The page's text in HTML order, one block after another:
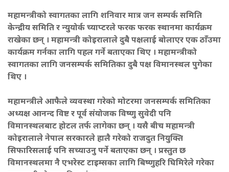
महामन्त्रीको स्वागतका लागि शनिवार मात्र जन सम्पर्क समिति
केन्द्रीय समिति र न्युयोर्क च्याप्टरले फरक फरक स्थानमा कार्यक्रम
राखेका छन् । महामन्त्री कोइरालाले दुबै पक्षलाई बोलाएर एक ठाँउमा
कार्यक्रम गर्नका लागि पहल गर्ने बताएका थिए । महामन्त्रीको
स्वागतका लागि जनसम्पर्क समितिका दुबै पक्ष विमानस्थल पुगेका
थिए ।
महामन्त्रीले आफैले व्यवस्था गरेको मोटरमा जनसम्पर्क समितिका
अध्यक्ष आनन्द विष्ट र पूर्व संयोजक विष्णु सुवेदी पनि
विमानस्थलबाट होटल तर्फ लागेका छन् । यसै बीच महामन्त्री
कोइरालाले नेपाल सरकारले हालै गरेको राजदुत नियुक्ति
सिफारिसलाई पनि सच्याउनु पर्ने बताएका छन् । प्रस्तुत छ
विमानस्थलमा नै एभरेस्ट टाइम्सका लागि बिष्णुहरि घिमिरेले गरेका